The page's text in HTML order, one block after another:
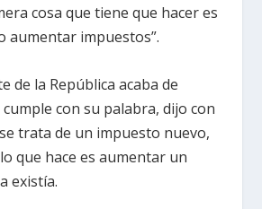
cosa que tiene que hacer es
aumentar impuestos”.
de la República acaba de
con su palabra, dijo con
trata de un impuesto nuevo,
que hace es aumentar un
existía.